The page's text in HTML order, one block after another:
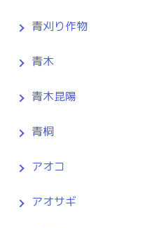
青刈り作物
青木
青木昆陽
青桐
アオコ
アオサギ